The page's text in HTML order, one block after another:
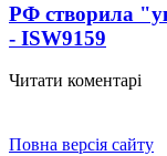
РФ створила
- ISW9159
Читати коментарі
Повна версія сайту